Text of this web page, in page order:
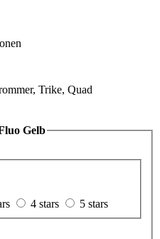
Trike, Quad
Gelb
4 stars
5 stars